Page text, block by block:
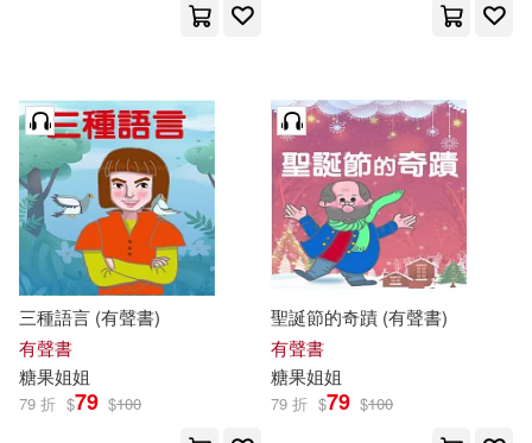
三種語言 (有聲書)
有聲書
糖果姐姐
79 折 $79 $100
聖誕節的奇蹟 (有聲書)
有聲書
糖果姐姐
79 折 $79 $100